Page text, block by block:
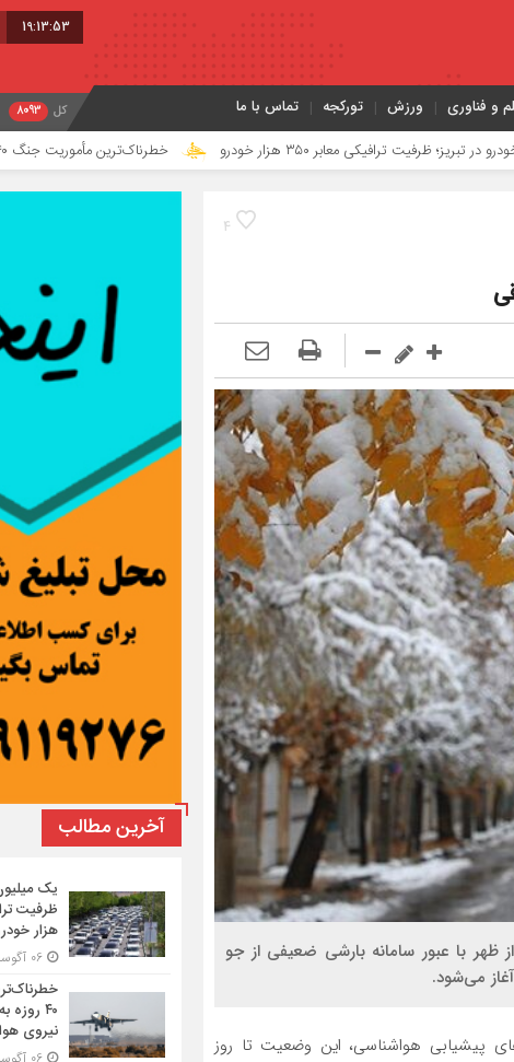
19:13:54
و فناوری ورزش تورکجه تماس با ما کل 8093
معابر ۳۵۰ هزار خودرو خطرناک‌ترین مأموریت جنگ ۴۰ روزه به روایت معاون نیروی هوایی ارتش
4
ظهر با عبور سامانه بارشی ضعیفی از جو
می‌شود.
پیشیابی هواشناسی، این وضعیت تا روز
آخرین مطالب
یک
هزار
۴۰
نیروی